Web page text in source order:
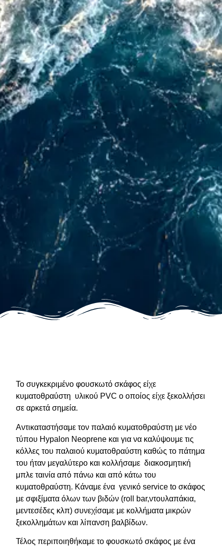
Το συγκεκριμένο φουσκωτό σκάφος είχε
κυματοθραύστη υλικού PVC ο οποίος είχε ξεκολλήσει
σε αρκετά σημεία.
Αντικαταστήσαμε τον παλαιό κυματοθραύστη με νέο
τύπου Hypalon Neoprene και για να καλύψουμε τις
κόλλες του παλαιού κυματοθραύστη καθώς το πάτημα
του ήταν μεγαλύτερο και κολλήσαμε διακοσμητική
μπλε ταινία από πάνω και από κάτω του
κυματοθραύστη. Κάναμε ένα γενικό service to σκάφος
με σφιξίματα όλων των βιδών (roll bar,ντουλαπάκια,
μεντεσέδες κλπ) συνεχίσαμε με κολλήματα μικρών
ξεκολλημάτων και λίπανση βαλβίδων.
Τέλος περιποιηθήκαμε το φουσκωτό σκάφος με ένα